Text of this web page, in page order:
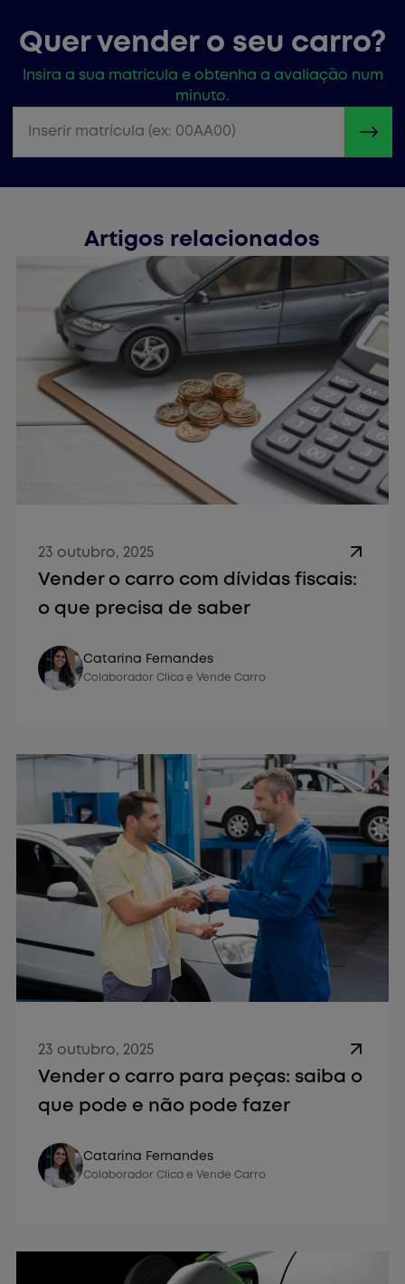
Quer vender o seu carro?
Insira a sua matrícula e obtenha a avaliação num
minuto.
Inserir matrícula (ex: 00AA00)
Artigos relacionados
23 outubro, 2025
Vender o carro com dívidas fiscais:
o que precisa de saber
Catarina Fernandes
Colaborador Clica e Vende Carro
23 outubro, 2025
Vender o carro para peças: saiba o
que pode e não pode fazer
Catarina Fernandes
Colaborador Clica e Vende Carro